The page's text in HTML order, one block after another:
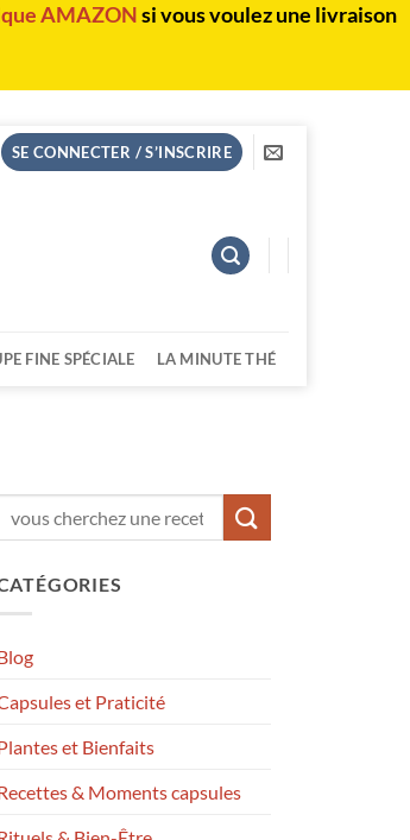
AMAZONsi vous voulez une livraison
SE CONNECTER / S’INSCRIRE
FINE SPÉCIALE LA MINUTE THÉ
et Praticité
et Bienfaits
& Moments capsules